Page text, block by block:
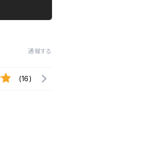
通報する
(16)